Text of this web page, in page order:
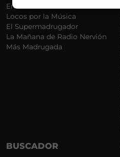
En Ruta
Locos por la Música
El Supermadrugador
La Mañana de Radio Nervión
Más Madrugada
BUSCADOR